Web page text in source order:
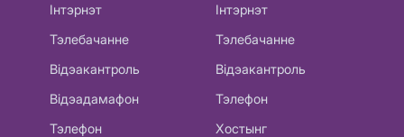
Інтэрнэт
Тэлебачанне
Відэакантроль
Відэадамафон
Тэлефон
Інтэрнэт
Тэлебачанне
Відэакантроль
Тэлефон
Хостынг